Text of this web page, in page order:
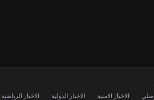
الاخبار الامنية الاخبار الدولية الاخبار الرياضية